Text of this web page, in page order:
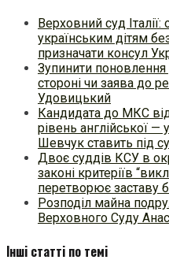
Верховний суд Італії:
українським дітям
призначати консул
Зупинити
стороні чи заява до
Удовицький
Кандидата до МКС
рівень англійської —
Шевчук ставить під
Двоє суддів КСУ в
законі критеріїв
перетворює заставу
Розподіл майна
Верховного Суду
Інші статті по темі